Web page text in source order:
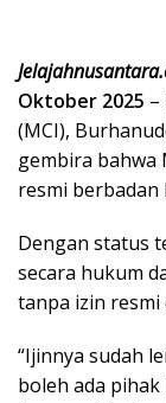
Oktober 2025 –
(MCI),
gembira bahwa
resmi
Dengan status
secara hukum
tanpa izin resmi
“Ijinnya sudah
boleh ada